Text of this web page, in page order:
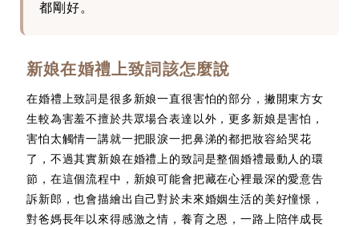
都剛好。
新娘在婚禮上致詞該怎麼說
在婚禮上致詞是很多新娘一直很害怕的部分，撇開東方女
生較為害羞不擅於共眾場合表達以外，更多新娘是害怕，
害怕太觸情一講就一把眼淚一把鼻涕的都把妝容給哭花
了，不過其實新娘在婚禮上的致詞是整個婚禮最動人的環
節，在這個流程中，新娘可能會把藏在心裡最深的愛意告
訴新郎，也會描繪出自己對於未來婚姻生活的美好憧憬，
對爸媽長年以來得感激之情，養育之恩，一路上陪伴成長